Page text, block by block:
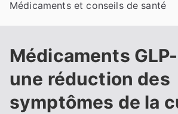
Médicaments et conseils de santé
Médicaments
une réduction des
symptômes de la